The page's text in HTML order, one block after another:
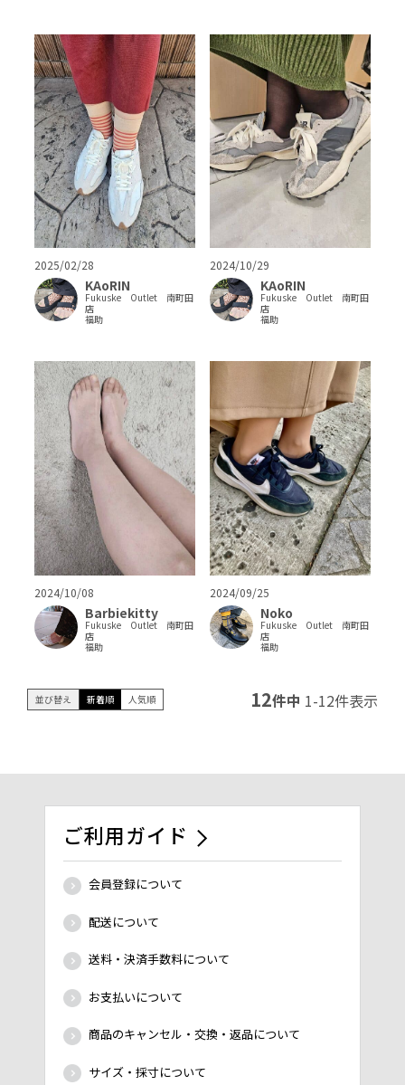
2025/02/28
KAoRIN
Fukuske Outlet 南町田
店
福助
2024/10/29
KAoRIN
Fukuske Outlet 南町田
店
福助
2024/10/08
Barbiekitty
Fukuske Outlet 南町田
店
福助
2024/09/25
Noko
Fukuske Outlet 南町田
店
福助
並び替え 新着順 人気順 12件中 1-12件表示
ご利用ガイド
会員登録について
配送について
送料・決済手数料について
お支払いについて
商品のキャンセル・交換・返品について
サイズ・採寸について